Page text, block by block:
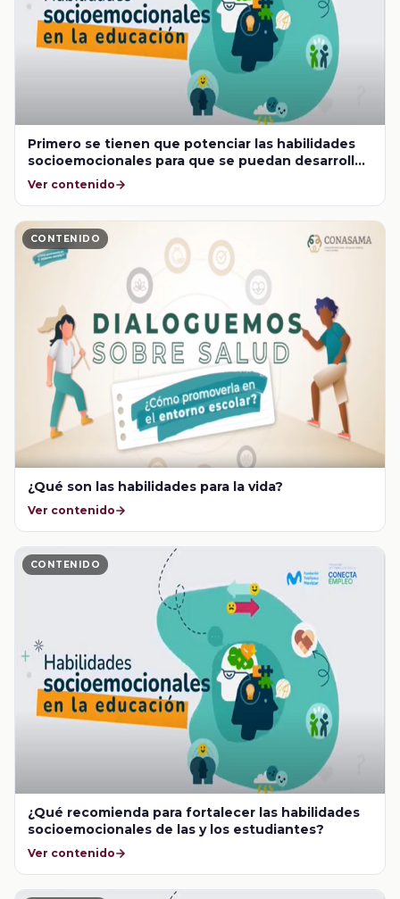
Primero se tienen que potenciar las habilidades
socioemocionales para que se puedan desarrollar
las habilidades cognitivas, ¿van en ese orden?
Ver contenido
CONTENIDO
¿Qué son las habilidades para la vida?
Ver contenido
CONTENIDO
¿Qué recomienda para fortalecer las habilidades
socioemocionales de las y los estudiantes?
Ver contenido